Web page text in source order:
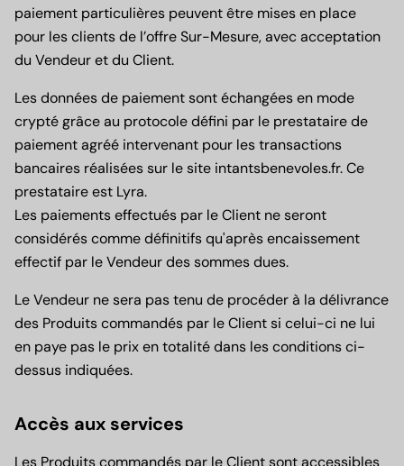
paiement particulières peuvent être mises en place
pour les clients de l’offre Sur-Mesure, avec acceptation
du Vendeur et du Client.
Les données de paiement sont échangées en mode
crypté grâce au protocole défini par le prestataire de
paiement agréé intervenant pour les transactions
bancaires réalisées sur le site intantsbenevoles.fr. Ce
prestataire est Lyra.
Les paiements effectués par le Client ne seront
considérés comme définitifs qu'après encaissement
effectif par le Vendeur des sommes dues.
Le Vendeur ne sera pas tenu de procéder à la délivrance
des Produits commandés par le Client si celui-ci ne lui
en paye pas le prix en totalité dans les conditions ci-
dessus indiquées.
Accès aux services
Les Produits commandés par le Client sont accessibles